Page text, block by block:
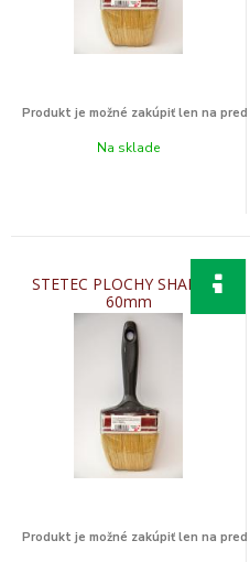
Na sklade
STETEC PLOCHY SHADOW
60mm